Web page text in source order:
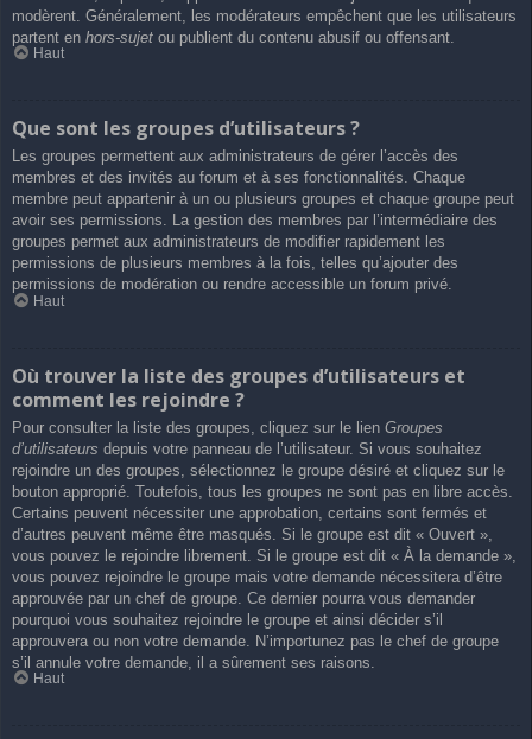
modèrent. Généralement, les modérateurs empêchent que les utilisateurs
partent en hors-sujet ou publient du contenu abusif ou offensant.
Haut
Que sont les groupes d’utilisateurs ?
Les groupes permettent aux administrateurs de gérer l’accès des
membres et des invités au forum et à ses fonctionnalités. Chaque
membre peut appartenir à un ou plusieurs groupes et chaque groupe peut
avoir ses permissions. La gestion des membres par l’intermédiaire des
groupes permet aux administrateurs de modifier rapidement les
permissions de plusieurs membres à la fois, telles qu’ajouter des
permissions de modération ou rendre accessible un forum privé.
Haut
Où trouver la liste des groupes d’utilisateurs et
comment les rejoindre ?
Pour consulter la liste des groupes, cliquez sur le lien Groupes
d’utilisateurs depuis votre panneau de l’utilisateur. Si vous souhaitez
rejoindre un des groupes, sélectionnez le groupe désiré et cliquez sur le
bouton approprié. Toutefois, tous les groupes ne sont pas en libre accès.
Certains peuvent nécessiter une approbation, certains sont fermés et
d’autres peuvent même être masqués. Si le groupe est dit « Ouvert »,
vous pouvez le rejoindre librement. Si le groupe est dit « À la demande »,
vous pouvez rejoindre le groupe mais votre demande nécessitera d’être
approuvée par un chef de groupe. Ce dernier pourra vous demander
pourquoi vous souhaitez rejoindre le groupe et ainsi décider s’il
approuvera ou non votre demande. N’importunez pas le chef de groupe
s’il annule votre demande, il a sûrement ses raisons.
Haut